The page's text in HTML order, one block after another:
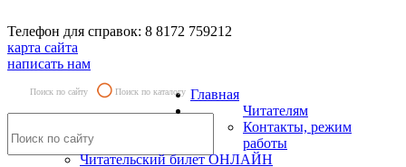
Телефон для справок: 8 8172 759212
карта сайта
написать нам
Поиск по сайту Поиск по каталогу Главная
Читателям
Контакты, режим
работы
Читательский билет ОНЛАЙН